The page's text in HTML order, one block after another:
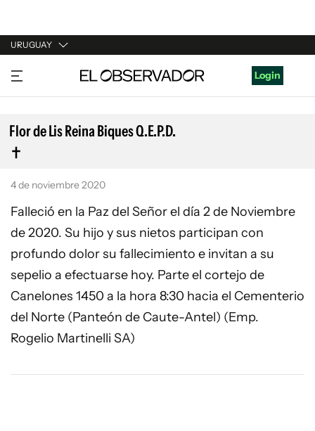
URUGUAY
URUGUAY
ARGENTINA
ESPAÑA
ESTADOS UNIDOS
Login
Flor de Lis Reina Biques Q.E.P.D.
4 de noviembre 2020
Falleció en la Paz del Señor el día 2 de Noviembre
de 2020. Su hijo y sus nietos participan con
profundo dolor su fallecimiento e invitan a su
sepelio a efectuarse hoy. Parte el cortejo de
Canelones 1450 a la hora 8:30 hacia el Cementerio
del Norte (Panteón de Caute-Antel) (Emp.
Rogelio Martinelli SA)